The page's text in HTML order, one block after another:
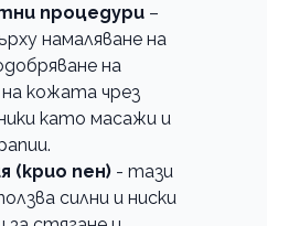
процедури –
намаляване на
на
кожата чрез
като масажи и
(крио пен) - тази
силни и ниски